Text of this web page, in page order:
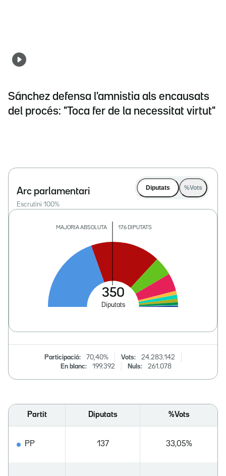
Sánchez defensa l'amnistia als encausats
del procés: "Toca fer de la necessitat virtut"
Arc parlamentari
Escrutini 100%
Diputats %Vots
Participació: 70,40% Vots:
24.283.142
En blanc:
199.392 Nuls: 261.078
Partit Diputats %Vots
PP 137 33,05%